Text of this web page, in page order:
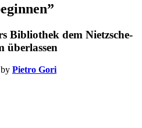
Bibliothek dem Nietzsche-
überlassen
by Pietro Gori